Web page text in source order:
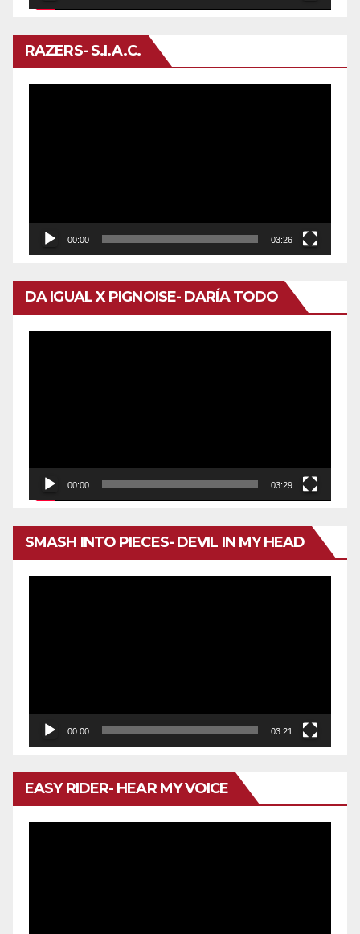
RAZERS- S.I.A.C.
00:00 03:26
DA IGUAL X PIGNOISE- DARÍA TODO
00:00 03:29
SMASH INTO PIECES- DEVIL IN MY HEAD
00:00 03:21
EASY RIDER- HEAR MY VOICE